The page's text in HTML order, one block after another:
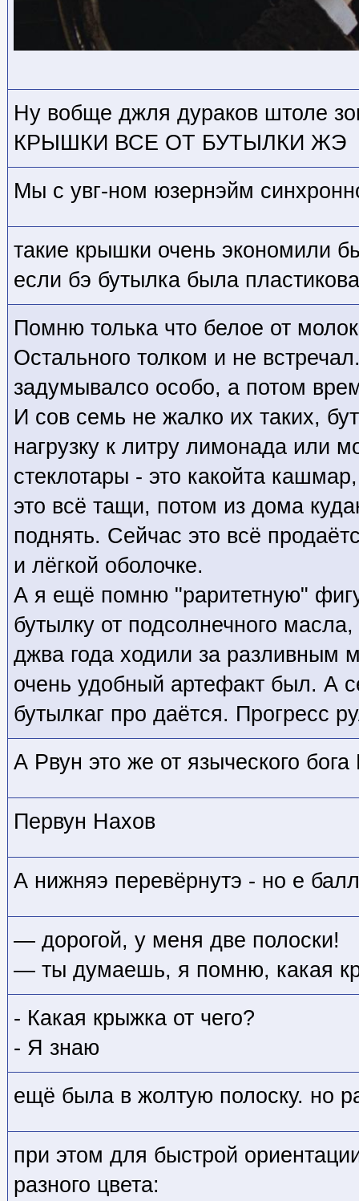
Ну вобще джля дураков штоле
КРЫШКИ ВСЕ ОТ БУТЫЛКИ ЖЭ
Мы с увг-ном юзернэйм
такие крышки очень экономили
если бэ бутылка была
Помню толька что белое от
Остального толком и не
задумывалсо особо, а потом
И сов семь не жалко их таких,
нагрузку к литру лимонада или
стеклотары - это какойта
это всё тащи, потом из дома
поднять. Сейчас это всё
и лёгкой оболочке.
А я ещё помню "раритетную"
бутылку от подсолнечного
джва года ходили за разливным
очень удобный артефакт был. А
бутылкаг про даётся. Прогресс
А Рвун это же от языческого
Первун Нахов
А нижняэ перевёрнутэ - но е
— дорогой, у меня две полоски!
— ты думаешь, я помню, какая
- Какая крыжка от чего?
- Я знаю
ещё была в жолтую полоску. но
при этом для быстрой
разного цвета: